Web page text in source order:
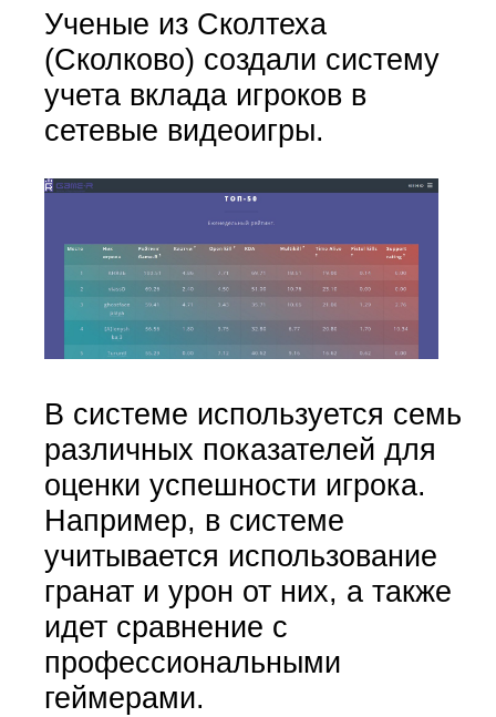
Ученые из Сколтеха
(Сколково) создали систему
учета вклада игроков в
сетевые видеоигры.
В системе используется семь
различных показателей для
оценки успешности игрока.
Например, в системе
учитывается использование
гранат и урон от них, а также
идет сравнение с
профессиональными
геймерами.